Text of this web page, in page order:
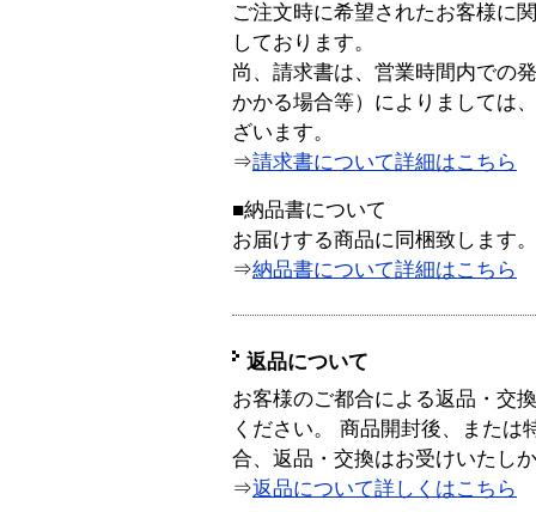
ご注文時に希望されたお客様に
しております。
尚、請求書は、営業時間内での
かかる場合等）によりましては
ざいます。
⇒請求書について詳細はこちら
■納品書について
お届けする商品に同梱致します。
⇒納品書について詳細はこちら
返品について
お客様のご都合による返品・交
ください。 商品開封後、または
合、返品・交換はお受けいたし
⇒返品について詳しくはこちら